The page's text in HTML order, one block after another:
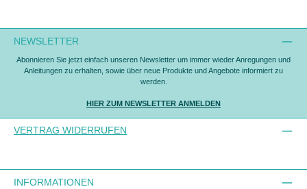
NEWSLETTER
Abonnieren Sie jetzt einfach unseren Newsletter um immer wieder Anregungen und
Anleitungen zu erhalten, sowie über neue Produkte und Angebote informiert zu
werden.
HIER ZUM NEWSLETTER ANMELDEN
VERTRAG WIDERRUFEN
INFORMATIONEN